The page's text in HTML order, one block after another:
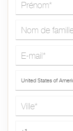
United States of